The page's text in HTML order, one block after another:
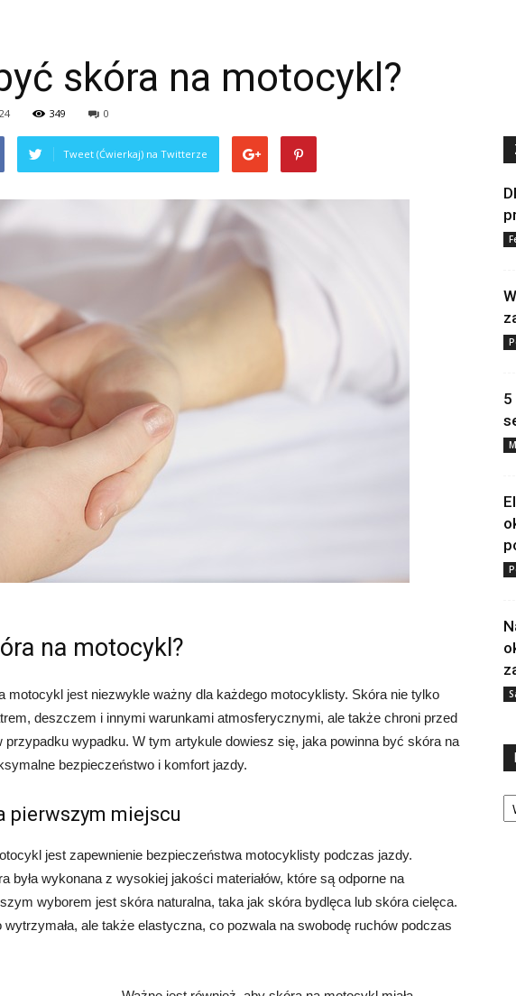
skóra na motocykl?
349 0
Tweet (Ćwierkaj) na Twitterze
na motocykl?
motocykl jest niezwykle ważny dla każdego motocyklisty. Skóra nie tylko
deszczem i innymi warunkami atmosferycznymi, ale także chroni przed
przypadku wypadku. W tym artykule dowiesz się, jaka powinna być skóra na
bezpieczeństwo i komfort jazdy.
pierwszym miejscu
jest zapewnienie bezpieczeństwa motocyklisty podczas jazdy.
była wykonana z wysokiej jakości materiałów, które są odporne na
wyborem jest skóra naturalna, taka jak skóra bydlęca lub skóra cielęca.
wytrzymała, ale także elastyczna, co pozwala na swobodę ruchów podczas
5